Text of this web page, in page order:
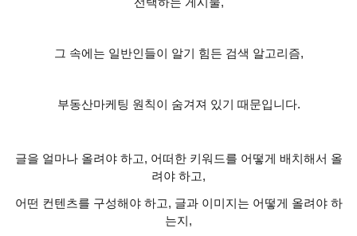
그 속에는 일반인들이 알기 힘든 검색 알고리즘,
부동산마케팅 원칙이 숨겨져 있기 때문입니다.
글을 얼마나 올려야 하고, 어떠한 키워드를 어떻게 배치해서 올
려야 하고,
어떤 컨텐츠를 구성해야 하고, 글과 이미지는 어떻게 올려야 하
는지 ,